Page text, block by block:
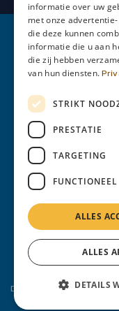
Diensten: auto opkoper,
informatie over uw
met onze
die deze kunnen
informatie die u aan
die zij hebben
van hun diensten.
STRIKT
PRESTATIE
TARGETING
FUNCTIONEEL
ALLES
ALLES
DETAILS